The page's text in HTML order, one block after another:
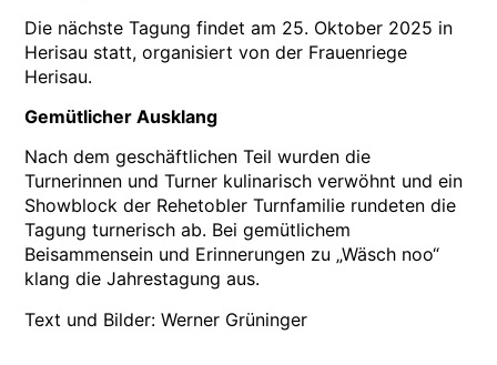
Die nächste Tagung findet am 25. Oktober 2025 in
Herisau statt, organisiert von der Frauenriege
Herisau.
Gemütlicher Ausklang
Nach dem geschäftlichen Teil wurden die
Turnerinnen und Turner kulinarisch verwöhnt und ein
Showblock der Rehetobler Turnfamilie rundeten die
Tagung turnerisch ab. Bei gemütlichem
Beisammensein und Erinnerungen zu „Wäsch noo“
klang die Jahrestagung aus.
Text und Bilder: Werner Grüninger